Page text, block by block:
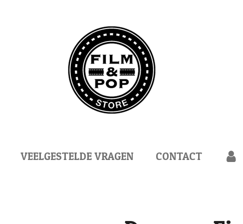
VEELGESTELDE VRAGEN CONTACT